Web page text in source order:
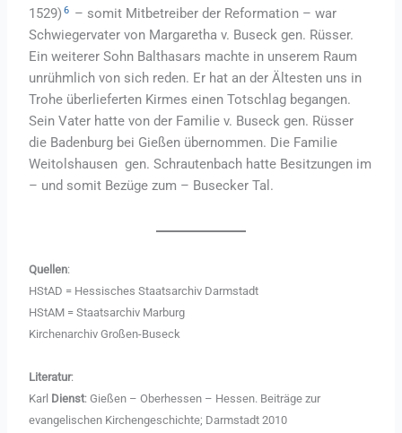
1529) 6 – somit Mitbetreiber der Reformation – war
Schwiegervater von Margaretha v. Buseck gen. Rüsser.
Ein weiterer Sohn Balthasars machte in unserem Raum
unrühmlich von sich reden. Er hat an der Ältesten uns in
Trohe überlieferten Kirmes einen Totschlag begangen.
Sein Vater hatte von der Familie v. Buseck gen. Rüsser
die Badenburg bei Gießen übernommen. Die Familie
Weitolshausen gen. Schrautenbach hatte Besitzungen im
– und somit Bezüge zum – Busecker Tal.
Quellen:
HStAD = Hessisches Staatsarchiv Darmstadt
HStAM = Staatsarchiv Marburg
Kirchenarchiv Großen-Buseck
Literatur:
Karl Dienst: Gießen – Oberhessen – Hessen. Beiträge zur
evangelischen Kirchengeschichte; Darmstadt 2010